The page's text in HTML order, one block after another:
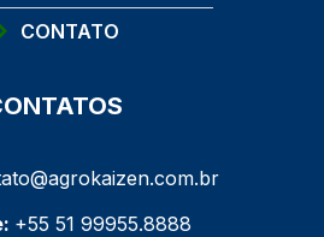
CONTATO
+55 51 99955.8888